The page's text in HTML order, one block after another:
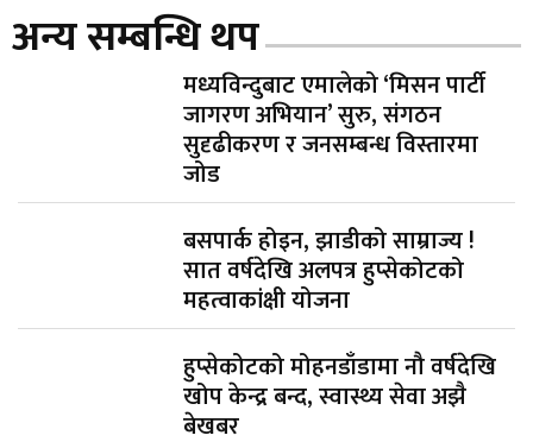
अन्य सम्बन्धि थप
मध्यविन्दुबाट एमालेको ‘मिसन पार्टी
जागरण अभियान’ सुरु, संगठन
सुदृढीकरण र जनसम्बन्ध विस्तारमा
जोड
बसपार्क होइन, झाडीको साम्राज्य !
सात वर्षदेखि अलपत्र हुप्सेकोटको
महत्वाकांक्षी योजना
हुप्सेकोटको मोहनडाँडामा नौ वर्षदेखि
खोप केन्द्र बन्द, स्वास्थ्य सेवा अझै
बेखबर